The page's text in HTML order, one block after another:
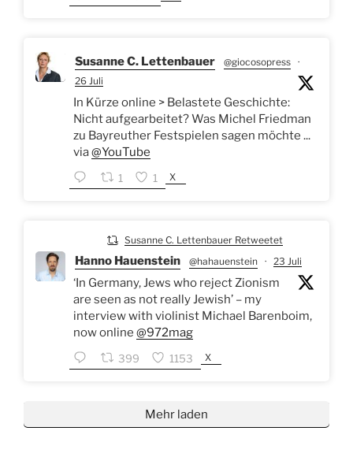
Susanne C. Lettenbauer @giocosopress ·
26 Juli
In Kürze online > Belastete Geschichte:
Nicht aufgearbeitet? Was Michel Friedman
zu Bayreuther Festspielen sagen möchte ...
via@YouTube
1 1 X
Susanne C. Lettenbauer Retweetet
Hanno Hauenstein @hahauenstein · 23 Juli
‘In Germany, Jews who reject Zionism
are seen as not really Jewish’ – my
interview with violinist Michael Barenboim,
now online @972mag
399 1153 X
Mehr laden